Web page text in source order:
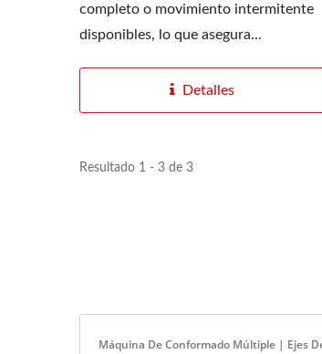
completo o movimiento intermitente
disponibles, lo que asegura...
Detalles
Resultado 1 - 3 de 3
Máquina De Conformado Múltiple | Ejes